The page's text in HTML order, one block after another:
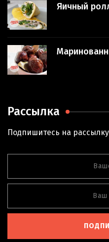
Яичный
Рассылка
Подпишитесь на